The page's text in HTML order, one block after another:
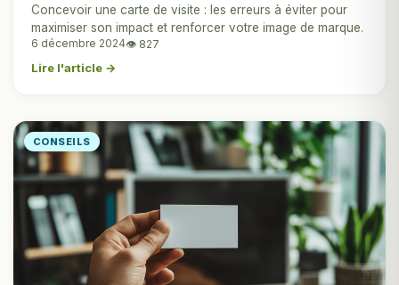
Concevoir une carte de visite : les erreurs à éviter pour
maximiser son impact et renforcer votre image de marque.
6 décembre 2024👁 827
Lire l'article →
CONSEILS